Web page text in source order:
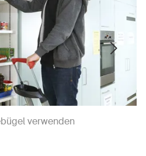
verwenden